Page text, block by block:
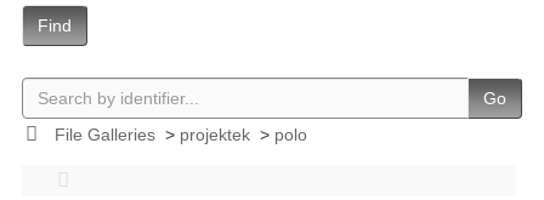
Find
Go
File Galleries> projektek> polo